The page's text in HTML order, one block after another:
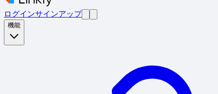
ログインサインアップ
機能